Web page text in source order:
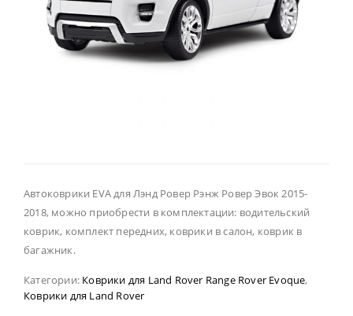
Автоковрики EVA для Лэнд Ровер Рэнж Ровер Эвок 2015-
2018, можно приобрести в комплектации: водительский
коврик, комплект передних, коврики в салон, коврик в
багажник.
Категории: Коврики для Land Rover Range Rover Evoque,
Коврики для Land Rover